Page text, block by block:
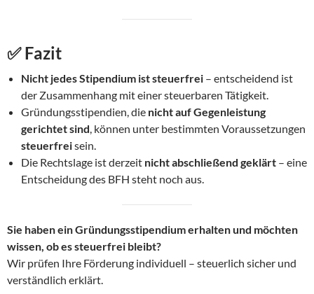
✅Fazit
Nicht jedes Stipendium ist steuerfrei – entscheidend ist
der Zusammenhang mit einer steuerbaren Tätigkeit.
Gründungsstipendien, die nicht auf Gegenleistung
gerichtet sind , können unter bestimmten Voraussetzungen
steuerfreisein.
Die Rechtslage ist derzeit nicht abschließend geklärt – eine
Entscheidung des BFH steht noch aus.
Sie haben ein Gründungsstipendium erhalten und möchten
wissen, ob es steuerfrei bleibt?
Wir prüfen Ihre Förderung individuell – steuerlich sicher und
verständlich erklärt.